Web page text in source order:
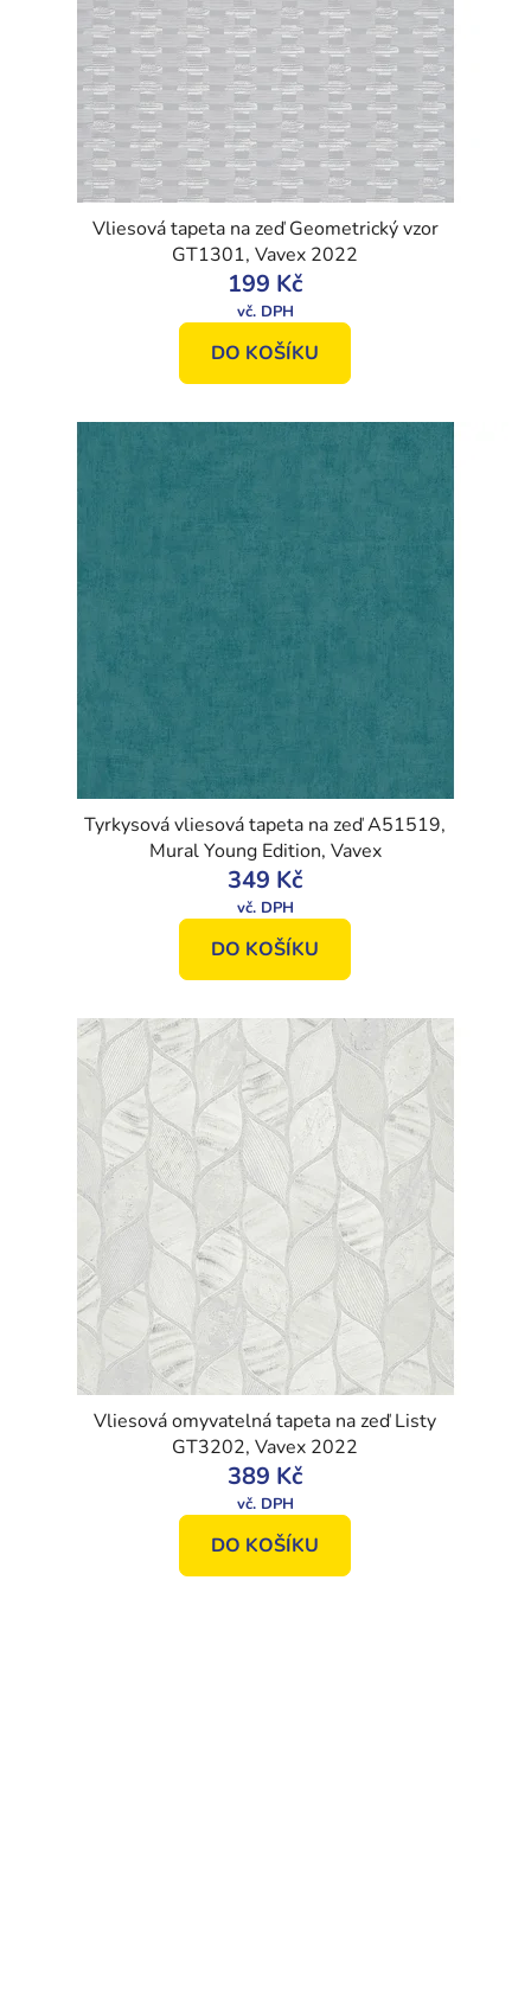
Vliesová tapeta na zeď Geometrický vzor
GT1301, Vavex 2022
199 Kč
DO KOŠÍKU
Tyrkysová vliesová tapeta na zeď A51519,
Mural Young Edition, Vavex
349 Kč
DO KOŠÍKU
Vliesová omyvatelná tapeta na zeď Listy
GT3202, Vavex 2022
389 Kč
DO KOŠÍKU